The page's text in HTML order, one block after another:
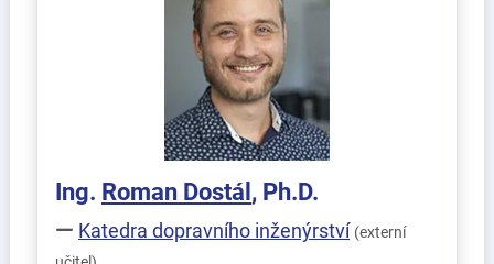
Ing. Roman Dostál , Ph.D.
Katedra dopravního inženýrství (externí